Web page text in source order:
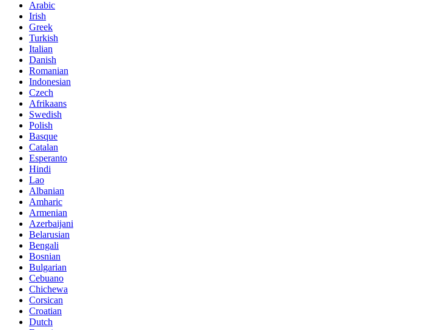
Arabic
Irish
Greek
Turkish
Italian
Danish
Romanian
Indonesian
Czech
Afrikaans
Swedish
Polish
Basque
Catalan
Esperanto
Hindi
Lao
Albanian
Amharic
Armenian
Azerbaijani
Belarusian
Bengali
Bosnian
Bulgarian
Cebuano
Chichewa
Corsican
Croatian
Dutch